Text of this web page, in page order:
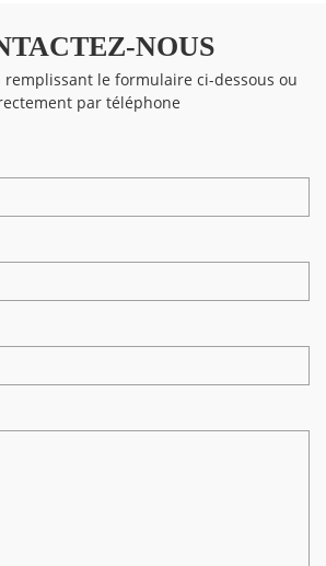
NOUS
remplissant le formulaire ci-dessous ou
par téléphone